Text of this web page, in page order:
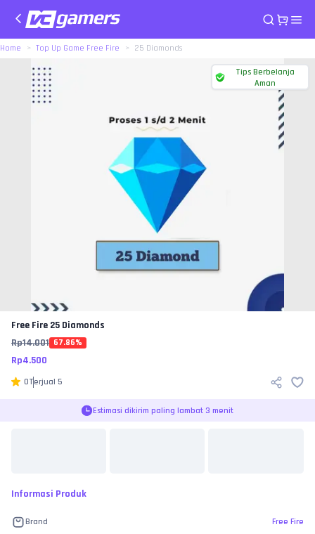
Home Top Up Game Free Fire 25 Diamonds
Tips Berbelanja
Aman
Free Fire 25 Diamonds
Rp14.001 67.86%
Rp4.500
0Terjual 5
Estimasi dikirim paling lambat 3 menit
Informasi Produk
Brand Free Fire